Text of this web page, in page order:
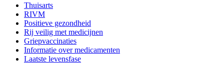
Thuisarts
RIVM
Positieve gezondheid
Rij veilig met medicijnen
Griepvaccinaties
Informatie over medicamenten
Laatste levensfase